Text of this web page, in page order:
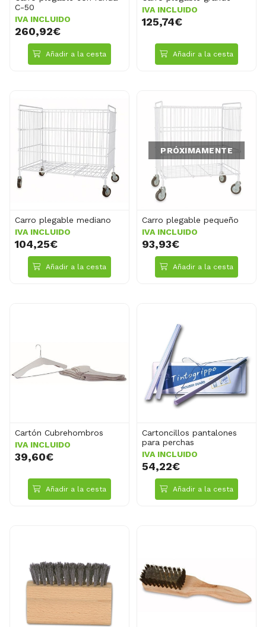
C-50
IVA INCLUIDO
260,92€
Añadir a la cesta
IVA INCLUIDO
125,74€
Añadir a la cesta
Carro plegable mediano
IVA INCLUIDO
104,25€
Añadir a la cesta
PRÓXIMAMENTE
Carro plegable pequeño
IVA INCLUIDO
93,93€
Añadir a la cesta
Cartón Cubrehombros
IVA INCLUIDO
39,60€
Añadir a la cesta
Cartoncillos pantalones
para perchas
IVA INCLUIDO
54,22€
Añadir a la cesta